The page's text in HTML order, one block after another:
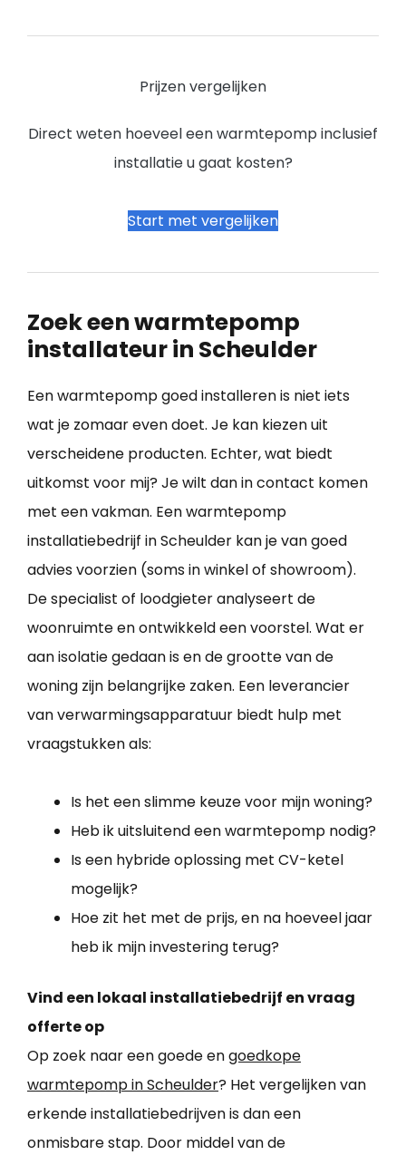
Prijzen vergelijken
Direct weten hoeveel een warmtepomp inclusief
installatie u gaat kosten?
Start met vergelijken
Zoek een warmtepomp
installateur in Scheulder
Een warmtepomp goed installeren is niet iets
wat je zomaar even doet. Je kan kiezen uit
verscheidene producten. Echter, wat biedt
uitkomst voor mij? Je wilt dan in contact komen
met een vakman. Een warmtepomp
installatiebedrijf in Scheulder kan je van goed
advies voorzien (soms in winkel of showroom).
De specialist of loodgieter analyseert de
woonruimte en ontwikkeld een voorstel. Wat er
aan isolatie gedaan is en de grootte van de
woning zijn belangrijke zaken. Een leverancier
van verwarmingsapparatuur biedt hulp met
vraagstukken als:
Is het een slimme keuze voor mijn woning?
Heb ik uitsluitend een warmtepomp nodig?
Is een hybride oplossing met CV-ketel
mogelijk?
Hoe zit het met de prijs, en na hoeveel jaar
heb ik mijn investering terug?
Vind een lokaal installatiebedrijf en vraag
offerte op
Op zoek naar een goede engoedkope
warmtepomp in Scheulder? Het vergelijken van
erkende installatiebedrijven is dan een
onmisbare stap. Door middel van de